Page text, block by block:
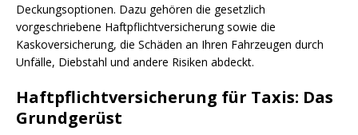
Deckungsoptionen. Dazu gehören die gesetzlich
vorgeschriebene Haftpflichtversicherung sowie die
Kaskoversicherung, die Schäden an Ihren Fahrzeugen durch
Unfälle, Diebstahl und andere Risiken abdeckt.
Haftpflichtversicherung für Taxis: Das
Grundgerüst